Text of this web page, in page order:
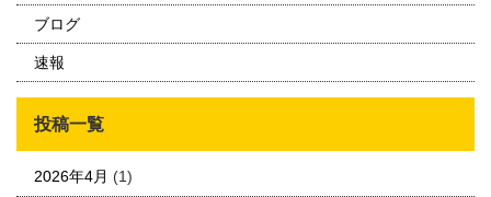
ブログ
速報
投稿一覧
2026年4月 (1)